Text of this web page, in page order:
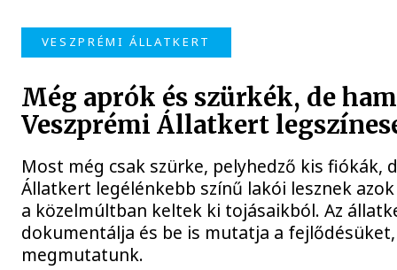
VESZPRÉMI ÁLLATKERT
Még aprók és szürkék, de
Veszprémi Állatkert
Most még csak szürke, pelyhedző kis fiókák,
Állatkert legélénkebb színű lakói lesznek
a közelmúltban keltek ki tojásaikból. Az
dokumentálja és be is mutatja a
megmutatunk.